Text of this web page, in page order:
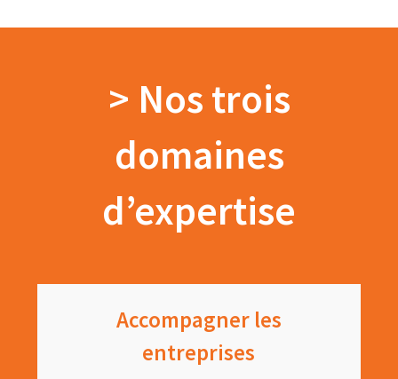
> Nos trois
domaines
d’expertise
Accompagner les
entreprises